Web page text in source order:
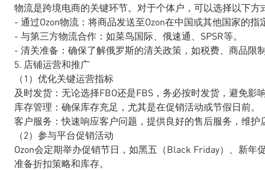
物流是跨境电商的关键环节。对于个体户，可以选择以下方
- 通过Ozon物流：将商品发送至Ozon在中国或其他国家的
- 与第三方物流合作：如菜鸟国际、俄速通、SPSR等。
- 清关准备：确保了解俄罗斯的清关政策，如税费、商品限
5. 店铺运营和推广
（1）优化关键运营指标
及时发货：无论选择FBO还是FBS，务必按时发货，避免影
库存管理：确保库存充足，尤其是在促销活动或节假日前。
客户服务：快速响应客户问题，提供良好的售后服务，维护
（2）参与平台促销活动
Ozon会定期举办促销节日，如黑五（Black Friday）、新
准备折扣策略和库存。